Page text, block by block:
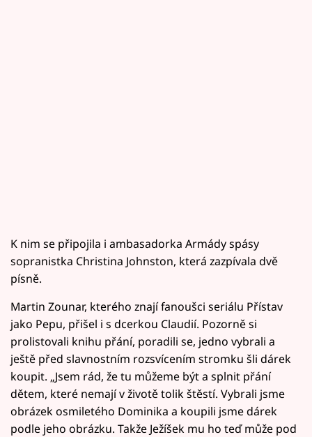
K nim se připojila i ambasadorka Armády spásy
sopranistka Christina Johnston, která zazpívala dvě
písně.
Martin Zounar, kterého znají fanoušci seriálu Přístav
jako Pepu, přišel i s dcerkou Claudií. Pozorně si
prolistovali knihu přání, poradili se, jedno vybrali a
ještě před slavnostním rozsvícením stromku šli dárek
koupit. „Jsem rád, že tu můžeme být a splnit přání
dětem, které nemají v životě tolik štěstí. Vybrali jsme
obrázek osmiletého Dominika a koupili jsme dárek
podle jeho obrázku. Takže Ježíšek mu ho teď může pod